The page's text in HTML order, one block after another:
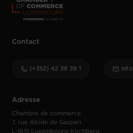
Adresse
Chambre de commerce
7, rue Alcide de Gasperi
L-1615 Luxembourg-Kirchberg
Contact
(+352) 42 39 39 1